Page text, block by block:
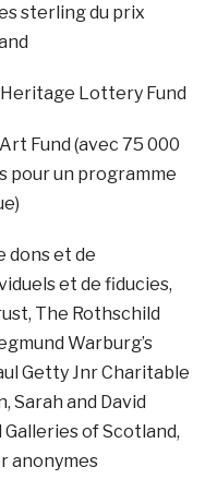
sterling du prix
Lottery Fund
Fund (avec 75 000
pour un programme
dons et de
et de fiducies,
The Rothschild
Warburg’s
Getty Jnr Charitable
Sarah and David
of Scotland,
anonymes